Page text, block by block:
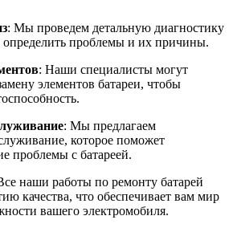
: Мы проведем детальную диагностику
определить проблемы и их причины.
: Наши специалисты могут
элементов батареи, чтобы
: Мы предлагаем
которое поможет
проблемы с батареей.
наши работы по ремонту батарей
качества, что обеспечивает вам мир
вашего электромобиля.